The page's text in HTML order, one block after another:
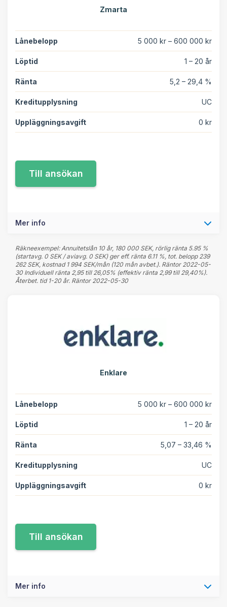
Zmarta
Lånebelopp 5 000 kr – 600 000 kr
Löptid 1 – 20 år
Ränta 5,2 – 29,4 %
Kreditupplysning UC
Uppläggningsavgift 0 kr
Mer info
Räkneexempel: Annuitetslån 10 år, 180 000 SEK, rörlig ränta 5.95 %
(startavg. 0 SEK / aviavg. 0 SEK) ger eff. ränta 6.11 %, tot. belopp 239
262 SEK, kostnad 1 994 SEK/mån (120 mån avbet.). Räntor 2022-05-
30 Individuell ränta 2,95 till 26,05% (effektiv ränta 2,99 till 29,40%).
Återbet. tid 1-20 år. Räntor 2022-05-30
Enklare
Lånebelopp 5 000 kr – 600 000 kr
Löptid 1 – 20 år
Ränta 5,07 – 33,46 %
Kreditupplysning UC
Uppläggningsavgift 0 kr
Mer info